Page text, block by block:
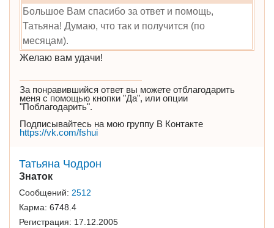
Большое Вам спасибо за ответ и помощь,
Татьяна! Думаю, что так и получится (по
месяцам).
Желаю вам удачи!
За понравившийся ответ вы можете отблагодарить
меня с помощью кнопки "Да", или опции
"Поблагодарить".
Подписывайтесь на мою группу В Контакте
https://vk.com/fshui
Татьяна Чодрон
Знаток
Сообщений: 2512
Карма: 6748.4
Регистрация: 17.12.2005